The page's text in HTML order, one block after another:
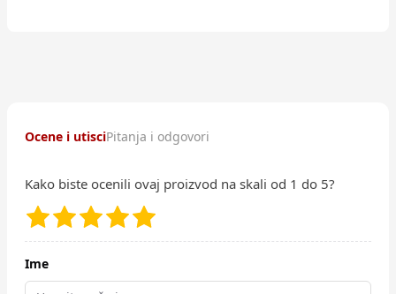
Ocene i utisciPitanja i odgovori
Kako biste ocenili ovaj proizvod na skali od 1 do 5?
Ime